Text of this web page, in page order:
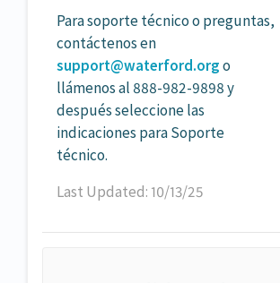
Para soporte técnico o preguntas,
contáctenos en
support@waterford.orgo
llámenos al 888-982-9898 y
después seleccione las
indicaciones para Soporte
técnico.
Last Updated: 10/13/25